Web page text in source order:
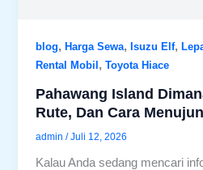
blog,Harga Sewa, Isuzu Elf,
Rental Mobil ,Toyota Hiace
Pahawang Island
Rute, Dan Cara
admin/Juli 12, 2026
Kalau Anda sedang mencari